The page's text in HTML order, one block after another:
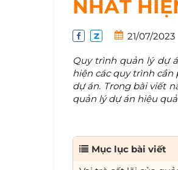
NHẤT
21/07/2023
Quy trình quản lý dự
hiện các quy trình cần
dự án. Trong bài viết
quản lý dự án hiệu
Mục lục bài viết